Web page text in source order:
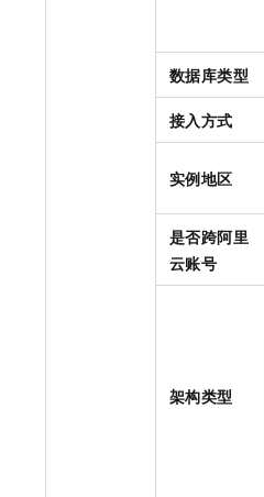
数据库类型
接入方式
实例地区
是否跨阿里
云账号
架构类型